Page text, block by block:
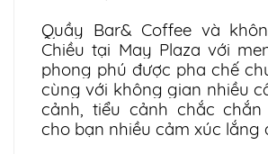
Quầy Bar& Coffee và
Chiều tại May Plaza với
phong phú được pha chế
cùng với không gian nhiều
cảnh, tiểu cảnh chắc
cho bạn nhiều cảm xúc lắng